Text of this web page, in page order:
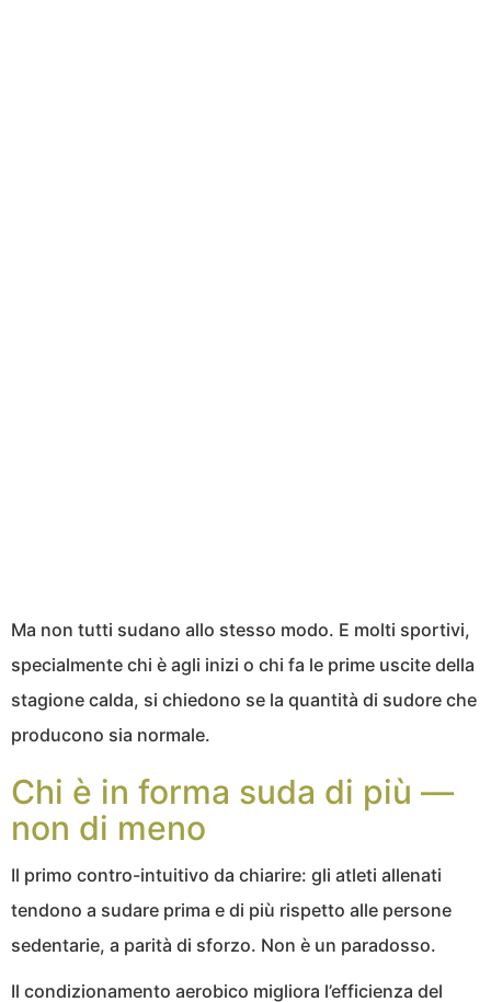
Ma non tutti sudano allo stesso modo. E molti sportivi,
specialmente chi è agli inizi o chi fa le prime uscite della
stagione calda, si chiedono se la quantità di sudore che
producono sia normale.
Chi è in forma suda di più —
non di meno
Il primo contro-intuitivo da chiarire: gli atleti allenati
tendono a sudare prima e di più rispetto alle persone
sedentarie, a parità di sforzo. Non è un paradosso.
Il condizionamento aerobico migliora l’efficienza del